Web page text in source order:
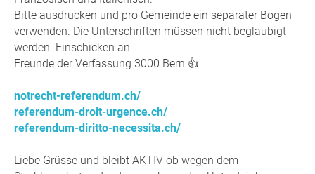
Bitte ausdrucken und pro Gemeinde ein separater Bogen
verwenden. Die Unterschriften müssen nicht beglaubigt
werden. Einschicken an:
Freunde der Verfassung 3000 Bern 👍
notrecht-referendum.ch/
referendum-droit-urgence.ch/
referendum-diritto-necessita.ch/
Liebe Grüsse und bleibt AKTIV ob wegen dem